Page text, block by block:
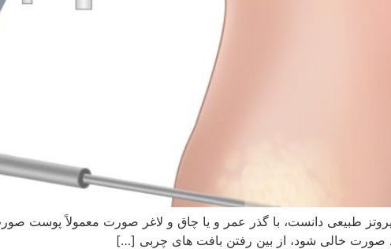
طبیعی دانست، با گذر عمر و یا چاق و لاغر صورت معمولاً پوست
صورت خالی شود، از بین رفتن بافت های چربی […]